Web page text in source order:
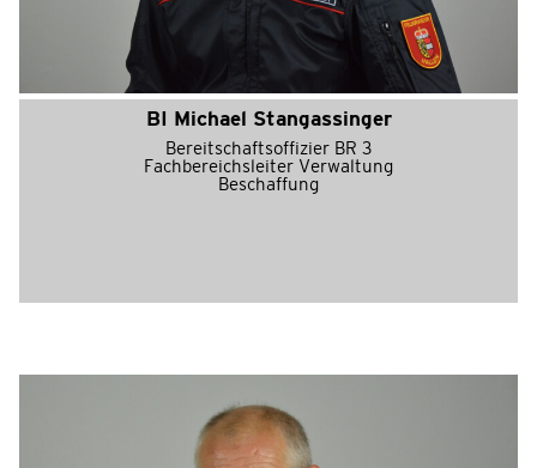
BI Michael Stangassinger
Bereitschaftsoffizier BR 3
Fachbereichsleiter Verwaltung
Beschaffung